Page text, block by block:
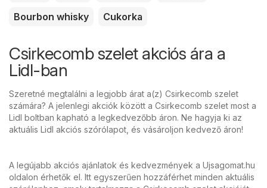
Bourbon whisky
Cukorka
Csirkecomb szelet akciós ára a
Lidl-ban
Szeretné megtalálni a legjobb árat a(z) Csirkecomb szelet
számára? A jelenlegi akciók között a Csirkecomb szelet most a
Lidl boltban kapható a legkedvezőbb áron. Ne hagyja ki az
aktuális Lidl akciós szórólapot, és vásároljon kedvező áron!
A legújabb akciós ajánlatok és kedvezmények a Ujsagomat.hu
oldalon érhetők el. Itt egyszerűen hozzáférhet minden aktuális